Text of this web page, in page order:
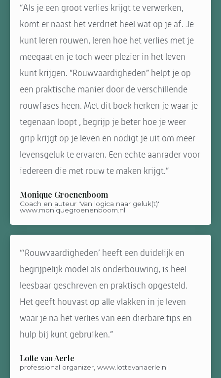
“Als je een groot verlies krijgt te verwerken,
komt er naast het verdriet heel wat op je af. Je
kunt leren rouwen, leren hoe het verlies met je
meegaat en je toch weer plezier in het leven
kunt krijgen. “Rouwvaardigheden” helpt je op
een praktische manier door de verschillende
rouwfases heen. Met dit boek herken je waar je
tegenaan loopt , begrijp je beter hoe je weer
grip krijgt op je leven en nodigt je uit om meer
levensgeluk te ervaren. Een echte aanrader voor
iedereen die met rouw te maken krijgt.”
Monique Groenenboom
Coach en auteur 'Van logica naar geluk(t)'
www.moniquegroenenboom.nl
“‘Rouwvaardigheden’ heeft een duidelijk en
begrijpelijk model als onderbouwing, is heel
leesbaar geschreven en praktisch opgesteld.
Het geeft houvast op alle vlakken in je leven
waar je na het verlies van een dierbare tips en
hulp bij kunt gebruiken.”
Lotte van Aerle
professional organizer, www.lottevanaerle.nl